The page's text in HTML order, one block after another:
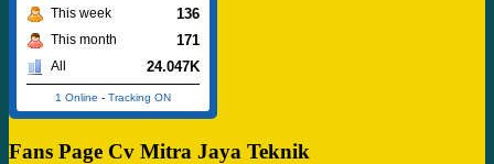
This week 136
This month 171
All 24.047K
1 Online - Tracking ON
Fans Page Cv Mitra Jaya Teknik